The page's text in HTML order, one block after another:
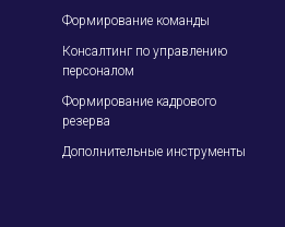
Формирование команды
Консалтинг по управлению
персоналом
Формирование кадрового
резерва
Дополнительные инструменты